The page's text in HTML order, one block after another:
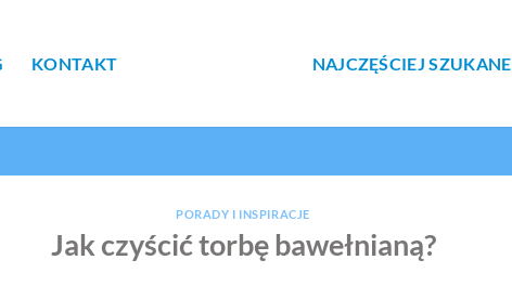
KONTAKT NAJCZĘŚCIEJ SZUKANE
PORADY I INSPIRACJE
Jak czyścić torbę bawełnianą?